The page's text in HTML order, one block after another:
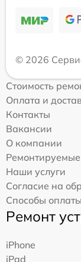
© 2026
Стоимость
Оплата и
Контакты
Вакансии
О компании
Наши услуги
Согласие на
Способы оплаты
Ремонт
iPhone
iPad